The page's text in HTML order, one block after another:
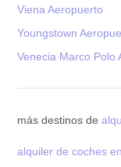
Viena Aeropuerto
Youngstown
Venecia Marco Polo
más destinos de
alquiler de coches